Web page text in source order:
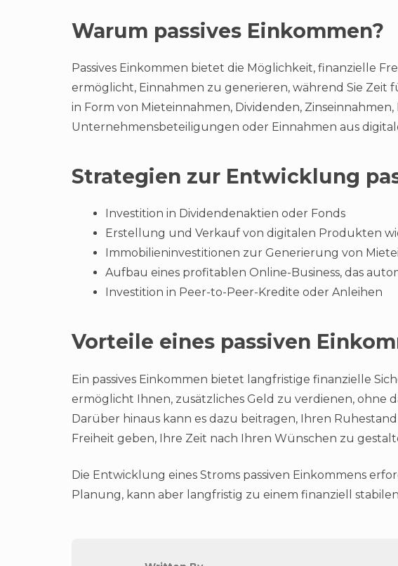
Warum passives Einkommen?
Passives Einkommen bietet die Möglichkeit, finanzielle
ermöglicht, Einnahmen zu generieren, während Sie Zeit
in Form von Mieteinnahmen, Dividenden,
Unternehmensbeteiligungen oder Einnahmen aus
Strategien zur Entwicklung
Investition in Dividendenaktien oder Fonds
Erstellung und Verkauf von digitalen Produkten
Immobilieninvestitionen zur Generierung von
Aufbau eines profitablen Online-Business, das
Investition in Peer-to-Peer-Kredite oder Anleihen
Vorteile eines passiven
Ein passives Einkommen bietet langfristige finanzielle
ermöglicht Ihnen, zusätzliches Geld zu verdienen, ohne
Darüber hinaus kann es dazu beitragen, Ihren
Freiheit geben, Ihre Zeit nach Ihren Wünschen zu
Die Entwicklung eines Stroms passiven Einkommens
Planung, kann aber langfristig zu einem finanziell